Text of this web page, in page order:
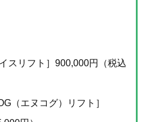
スリフト］900,000円（税込
（エヌコグ）リフト］